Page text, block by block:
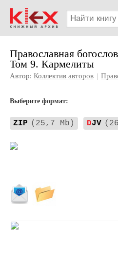
Православная
Том 9. Кармелиты
Автор: Коллектив авторов |
Выберите формат:
ZIP (25,7 Mb) DJV